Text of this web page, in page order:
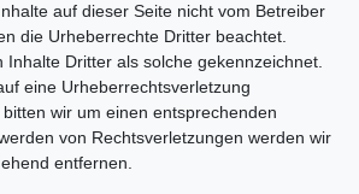
auf dieser Seite nicht vom Betreiber
die Urheberrechte Dritter beachtet.
Inhalte Dritter als solche gekennzeichnet.
eine Urheberrechtsverletzung
wir um einen entsprechenden
von Rechtsverletzungen werden wir
entfernen.